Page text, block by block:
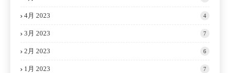
4月 2023 4
3月 2023 7
2月 2023 6
1月 2023 7